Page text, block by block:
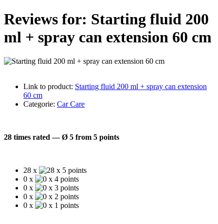
Reviews for: Starting fluid 200
ml + spray can extension 60 cm
Link to product: Starting fluid 200 ml + spray can extension
60 cm
Categorie: Car Care
28 times rated — Ø 5 from 5 points
28 x
0 x
0 x
0 x
0 x